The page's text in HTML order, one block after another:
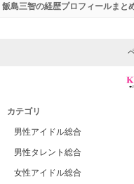
飯島三智の経歴プロフィールまと
カテゴリ
男性アイドル総合
男性タレント総合
女性アイドル総合